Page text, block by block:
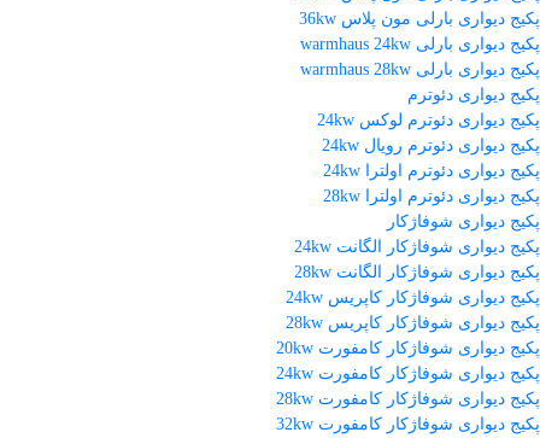
پکیج دیواری بارلی مون پلاس 36kw
پکیج دیواری بارلی warmhaus 24kw
پکیج دیواری بارلی warmhaus 28kw
پکیج دیواری دئوترم
پکیج دیواری دئوترم لوکس 24kw
پکیج دیواری دئوترم رویال 24kw
پکیج دیواری دئوترم اولترا 24kw
پکیج دیواری دئوترم اولترا 28kw
پکیج دیواری شوفاژکار
پکیج دیواری شوفاژکار الگانت 24kw
پکیج دیواری شوفاژکار الگانت 28kw
پکیج دیواری شوفاژکار کاپریس 24kw
پکیج دیواری شوفاژکار کاپریس 28kw
پکیج دیواری شوفاژکار کامفورت 20kw
پکیج دیواری شوفاژکار کامفورت 24kw
پکیج دیواری شوفاژکار کامفورت 28kw
پکیج دیواری شوفاژکار کامفورت 32kw